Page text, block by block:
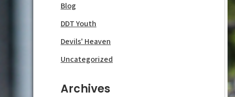
Blog
DDT Youth
Devils' Heaven
Uncategorized
Archives